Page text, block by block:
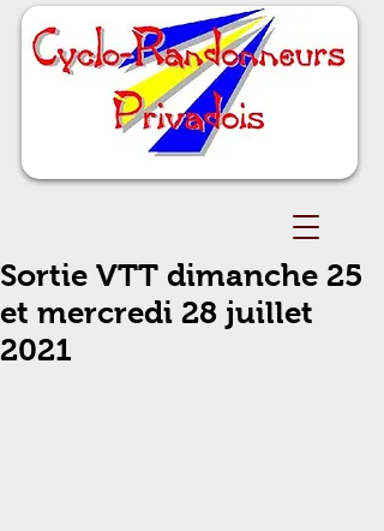
Sortie VTT dimanche 25
et mercredi 28 juillet
2021